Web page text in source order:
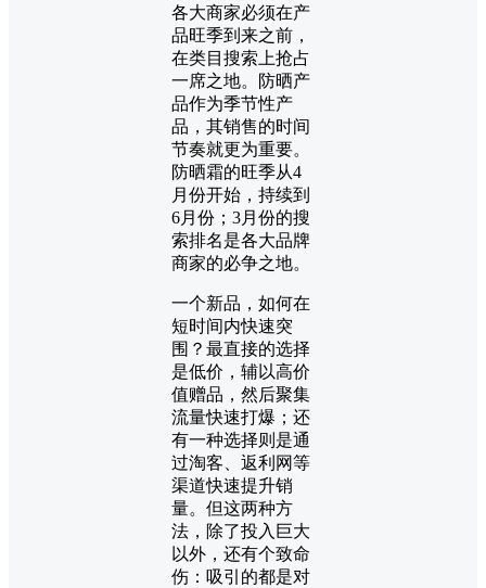
各大商家必须在产
品旺季到来之前，
在类目搜索上抢占
一席之地。防晒产
品作为季节性产
品，其销售的时间
节奏就更为重要。
防晒霜的旺季从4
月份开始，持续到
6月份；3月份的搜
索排名是各大品牌
商家的必争之地。
一个新品，如何在
短时间内快速突
围？最直接的选择
是低价，辅以高价
值赠品，然后聚集
流量快速打爆；还
有一种选择则是通
过淘客、返利网等
渠道快速提升销
量。但这两种方
法，除了投入巨大
以外，还有个致命
伤：吸引的都是对